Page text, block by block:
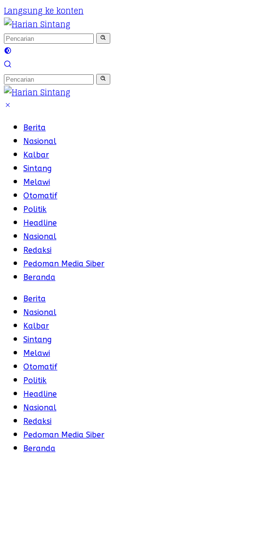
Langsung ke konten
Berita
Nasional
Kalbar
Sintang
Melawi
Otomatif
Politik
Headline
Nasional
Redaksi
Pedoman Media Siber
Beranda
Berita
Nasional
Kalbar
Sintang
Melawi
Otomatif
Politik
Headline
Nasional
Redaksi
Pedoman Media Siber
Beranda